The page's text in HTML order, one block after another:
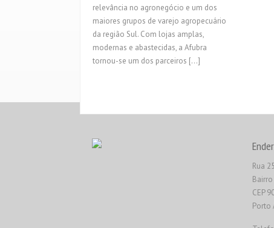
relevância no agronegócio e um dos
maiores grupos de varejo agropecuário
da região Sul. Com lojas amplas,
modernas e abastecidas, a Afubra
tornou-se um dos parceiros […]
Rua
CEP
Porto